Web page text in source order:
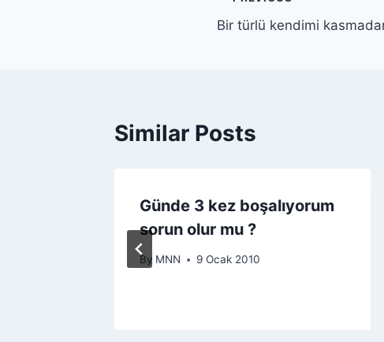
Bir türlü kendimi
Similar Posts
Günde 3 kez boşalıyorum
sorun olur mu ?
By MNN 9 Ocak 2010